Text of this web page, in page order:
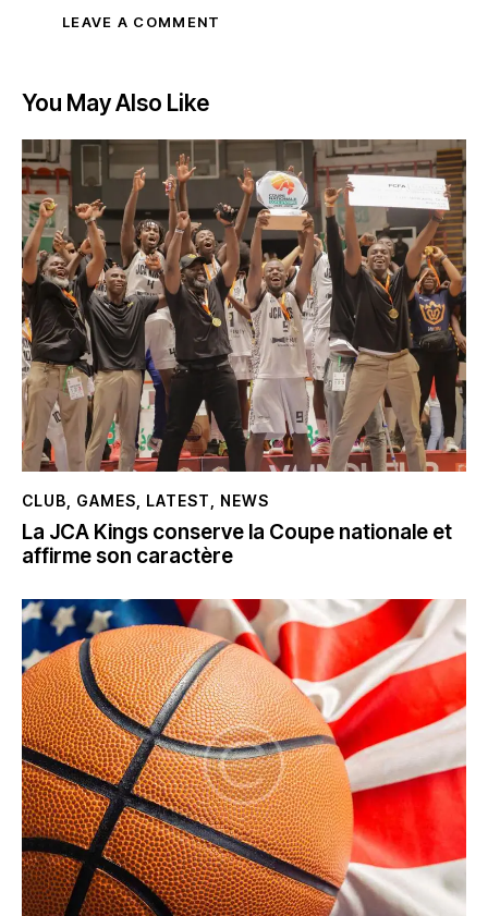
You May Also Like
CLUB GAMES LATEST NEWS
La JCA Kings conserve la Coupe nationale et
affirme son caractère